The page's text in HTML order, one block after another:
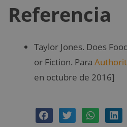
Referencia
Taylor Jones. Does
or Fiction. Para
en octubre de 2016]